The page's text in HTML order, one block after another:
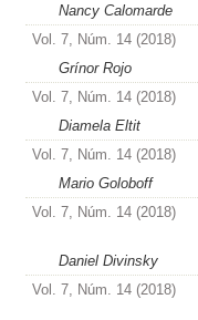
Nancy Calomarde
Vol. 7, Núm. 14 (2018)
Grínor Rojo
Vol. 7, Núm. 14 (2018)
Diamela Eltit
Vol. 7, Núm. 14 (2018)
Mario Goloboff
Vol. 7, Núm. 14 (2018)
Daniel Divinsky
Vol. 7, Núm. 14 (2018)